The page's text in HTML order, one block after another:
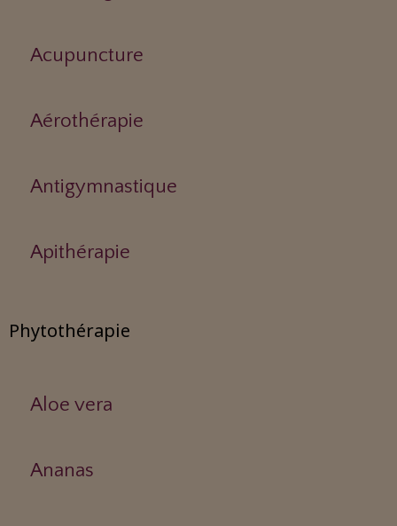
Acupuncture
Aérothérapie
Antigymnastique
Apithérapie
Phytothérapie
Aloe vera
Ananas